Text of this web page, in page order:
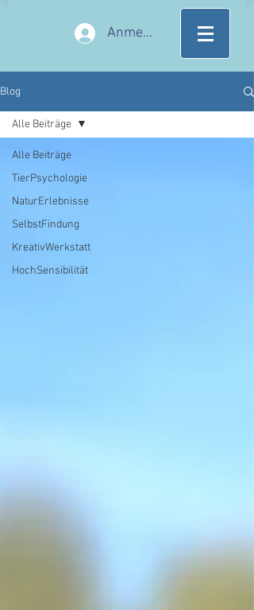
Anmelden
Blog
Alle Beiträge
TierPsychologie
NaturErlebnisse
SelbstFindung
KreativWerkstatt
HochSensibilität
Alle Beiträge